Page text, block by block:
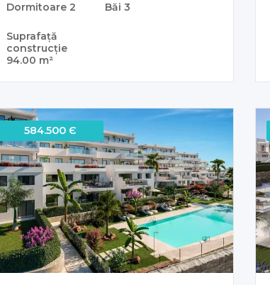
Dormitoare 2 Băi 3
Suprafață
construcție
94.00 m²
584.500 Є